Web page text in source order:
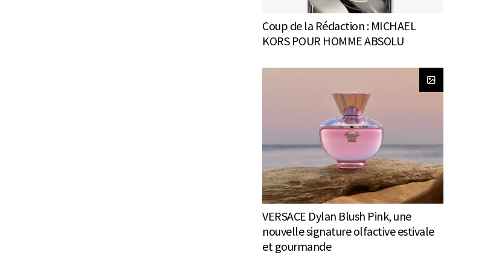
Coup de la Rédaction : MICHAEL
KORS POUR HOMME ABSOLU
VERSACE Dylan Blush Pink, une
nouvelle signature olfactive estivale
et gourmande